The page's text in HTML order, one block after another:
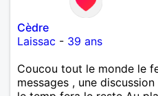
Cèdre
Laissac - 39 ans
Coucou tout le monde le
messages , une